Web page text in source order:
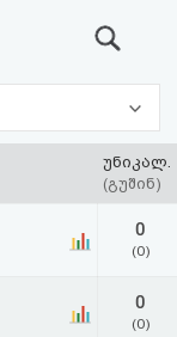
უნიკალ.
(გუშინ)
0
(0)
0
(0)